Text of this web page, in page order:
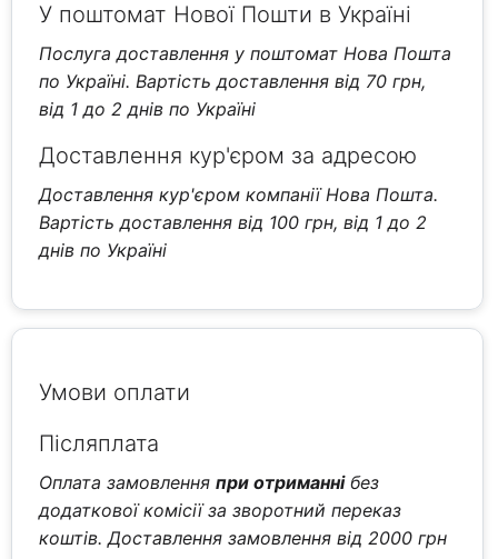
У поштомат Нової Пошти в Україні
Послуга доставлення у поштомат Нова Пошта
по Україні. Вартість доставлення від 70 грн,
від 1 до 2 днів по Україні
Доставлення кур'єром за адресою
Доставлення кур'єром компанії Нова Пошта.
Вартість доставлення від 100 грн, від 1 до 2
днів по Україні
Умови оплати
Післяплата
Оплата замовленняпри отриманнібез
додаткової комісії за зворотний переказ
коштів. Доставлення замовлення від 2000 грн